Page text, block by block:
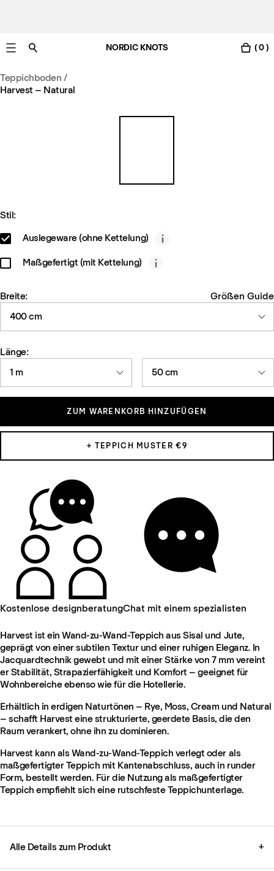
Gratis Lieferung nach Deutschland in 3-6 Werktagen
NORDIC KNOTS ( 0 )
Teppichboden /
Harvest – Natural
Stil:
Auslegeware (ohne Kettelung)
Maßgefertigt (mit Kettelung)
Breite:
Größen Guide
400 cm
Länge:
1 m
50 cm
ZUM WARENKORB HINZUFÜGEN
+ TEPPICH MUSTER €9
Kostenlose designberatungChat mit einem spezialisten
Harvest ist ein Wand-zu-Wand-Teppich aus Sisal und Jute,
geprägt von einer subtilen Textur und einer ruhigen Eleganz. In
Jacquardtechnik gewebt und mit einer Stärke von 7 mm vereint
er Stabilität, Strapazierfähigkeit und Komfort – geeignet für
Wohnbereiche ebenso wie für die Hotellerie.
Erhältlich in erdigen Naturtönen – Rye, Moss, Cream und Natural
– schafft Harvest eine strukturierte, geerdete Basis, die den
Raum verankert, ohne ihn zu dominieren.
Harvest kann als Wand-zu-Wand-Teppich verlegt oder als
maßgefertigter Teppich mit Kantenabschluss, auch in runder
Form, bestellt werden. Für die Nutzung als maßgefertigter
Teppich empfiehlt sich eine rutschfeste Teppichunterlage.
Alle Details zum Produkt +